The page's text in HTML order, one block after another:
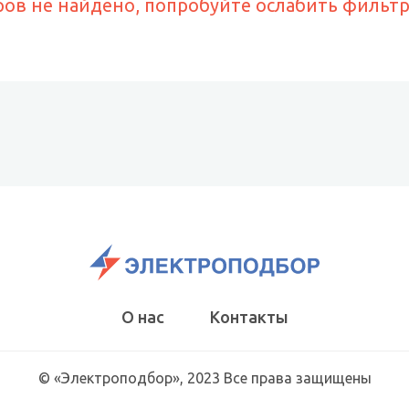
не найдено, попробуйте ослабить
О нас Контакты
© «Электроподбор», 2023 Все права защищены